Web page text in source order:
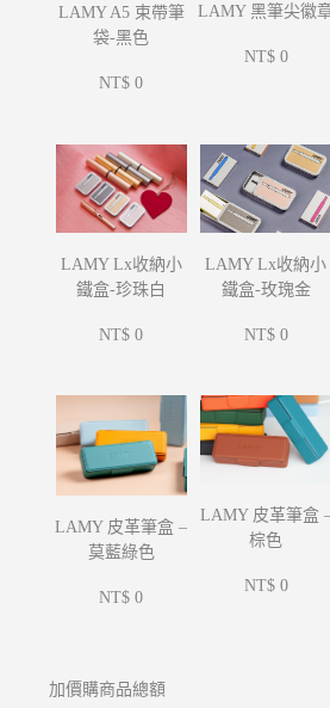
LAMY A5 束帶筆
袋-黑色
NT$ 0
LAMY 黑筆尖徽
NT$ 0
LAMY Lx收納小
鐵盒-珍珠白
NT$ 0
LAMY Lx收納小
鐵盒-玫瑰金
NT$ 0
LAMY 皮革筆盒 –
莫藍綠色
NT$ 0
LAMY 皮革筆盒
棕色
NT$ 0
加價購商品總額